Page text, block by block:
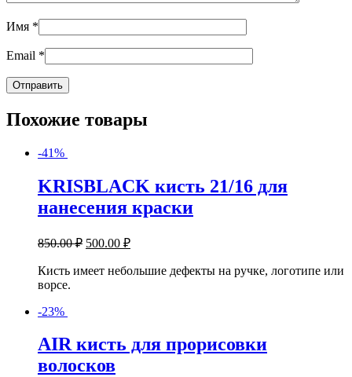
Имя *
Email *
Похожие товары
-41%
KRISBLACK кисть 21/16 для
нанесения краски
850.00₽ 500.00 ₽
Кисть имеет небольшие дефекты на ручке, логотипе или
ворсе.
-23%
AIRкисть для прорисовки
волосков